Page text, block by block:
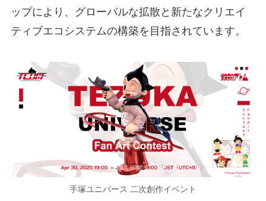
ップにより、グローバルな拡散と新たなクリエイ
ティブエコシステムの構築を目指されています。
手塚ユニバース 二次創作イベント